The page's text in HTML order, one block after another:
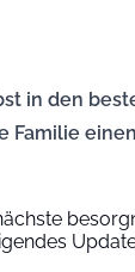
in den
Familie